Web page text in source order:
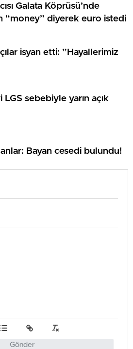
Galata Köprüsü’nde
“money” diyerek euro istedi
isyan etti: ”Hayallerimiz
sebebiyle yarın açık
Bayan cesedi bulundu!
Gönder